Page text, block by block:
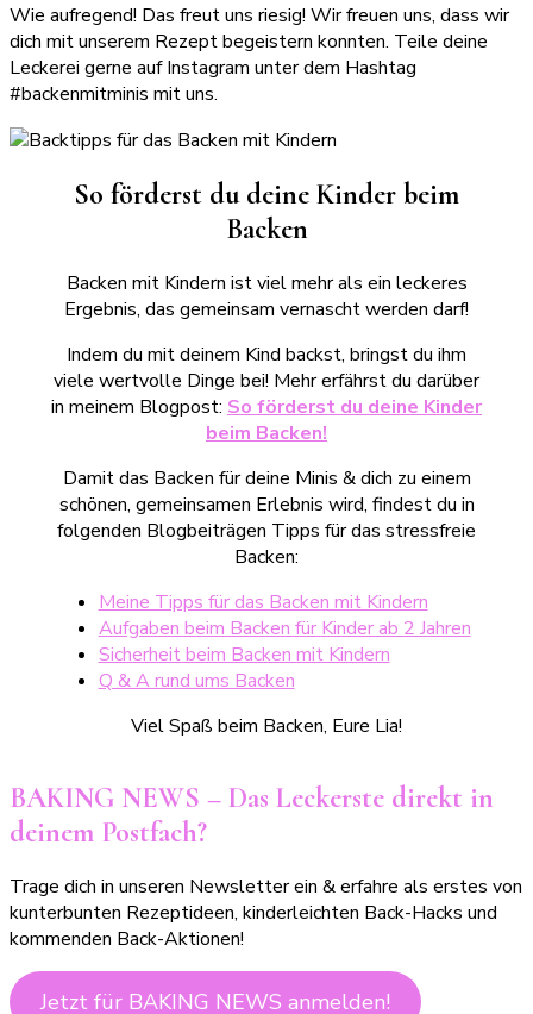
Wie aufregend! Das freut uns riesig! Wir freuen uns, dass wir
dich mit unserem Rezept begeistern konnten. Teile deine
Leckerei gerne auf Instagram unter dem Hashtag
#backenmitminis mit uns.
So förderst du deine Kinder beim
Backen
Backen mit Kindern ist viel mehr als ein leckeres
Ergebnis, das gemeinsam vernascht werden darf!
Indem du mit deinem Kind backst, bringst du ihm
viele wertvolle Dinge bei! Mehr erfährst du darüber
in meinem Blogpost: So förderst du deine Kinder
beim Backen!
Damit das Backen für deine Minis & dich zu einem
schönen, gemeinsamen Erlebnis wird, findest du in
folgenden Blogbeiträgen Tipps für das stressfreie
Backen:
Meine Tipps für das Backen mit Kindern
Aufgaben beim Backen für Kinder ab 2 Jahren
Sicherheit beim Backen mit Kindern
Q & A rund ums Backen
Viel Spaß beim Backen, Eure Lia!
BAKING NEWS – Das Leckerste direkt in
deinem Postfach?
Trage dich in unseren Newsletter ein & erfahre als erstes von
kunterbunten Rezeptideen, kinderleichten Back-Hacks und
kommenden Back-Aktionen!
Jetzt für BAKING NEWS anmelden!